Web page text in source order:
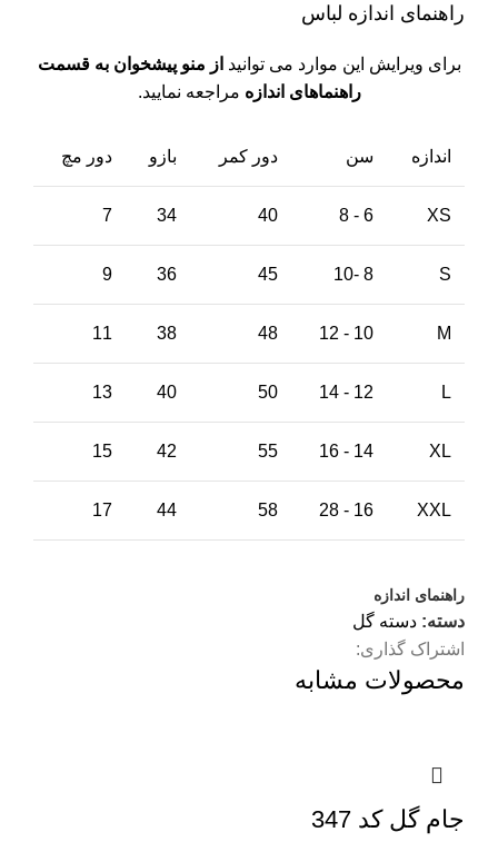
راهنمای اندازه لباس
برای ویرایش این موارد می توانید از منو پیشخوان به قسمت
راهنماهای اندازه مراجعه نمایید.
اندازه سن دور کمر بازو دور مچ
XS
6 - 8
40
34
7
S
8 -10
45
36
9
M
10 - 12
48
38
11
L
12 - 14
50
40
13
XL
14 - 16
55
42
15
XXL
16 - 28
58
44
17
راهنمای اندازه
دسته: دسته گل
اشتراک گذاری:
محصولات مشابه
جام گل کد 347